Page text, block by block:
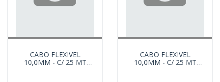
CABO FLEXIVEL
10,0MM - C/ 25 MT
CABO FLEXIVEL
10,0MM - C/ 25 MT